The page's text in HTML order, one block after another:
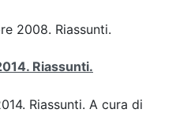
2008. Riassunti.
Riassunti.
Riassunti. A cura di